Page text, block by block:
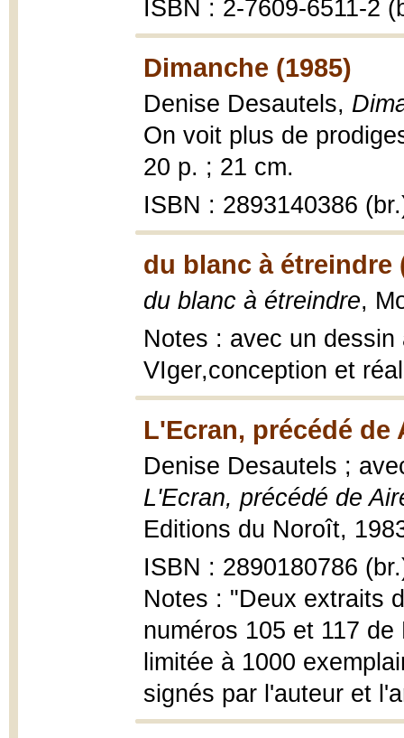
ISBN : 2-7609-6511-2
Dimanche (1985)
Denise Desautels,
On voit plus de
20 p. ; 21 cm.
ISBN : 2893140386
du blanc à étreindre
du blanc à étreindre,
Notes : avec un
VIger,conception et
L'Ecran, précédé de
Denise Desautels ;
L'Ecran, précédé de
Editions du Noroît,
ISBN : 2890180786
Notes : "Deux extraits
numéros 105 et 117
limitée à 1000
signés par l'auteur et